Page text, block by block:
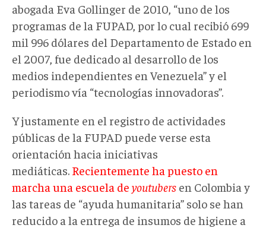
abogada Eva Gollinger de 2010, “uno de los
programas de la FUPAD, por lo cual recibió 699
mil 996 dólares del Departamento de Estado en
el 2007, fue dedicado al desarrollo de los
medios independientes en Venezuela” y el
periodismo vía “tecnologías innovadoras”.
Y justamente en el registro de actividades
públicas de la FUPAD puede verse esta
orientación hacia iniciativas
mediáticas. Recientemente ha puesto en
marcha una escuela de youtubers en Colombia y
las tareas de “ayuda humanitaria” solo se han
reducido a la entrega de insumos de higiene a